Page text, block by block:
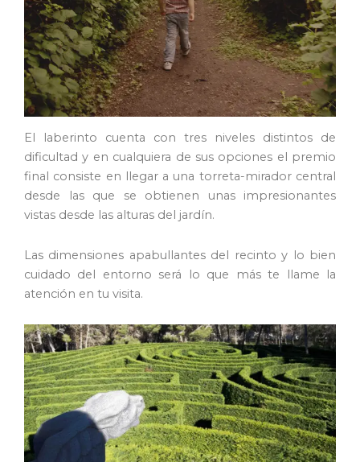
El laberinto cuenta con tres niveles distintos de
dificultad y en cualquiera de sus opciones el premio
final consiste en llegar a una torreta-mirador central
desde las que se obtienen unas impresionantes
vistas desde las alturas del jardín.
Las dimensiones apabullantes del recinto y lo bien
cuidado del entorno será lo que más te llame la
atención en tu visita.